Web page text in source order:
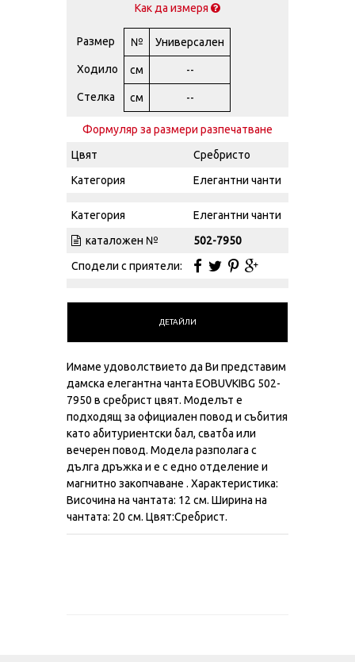
Как да измеря
Размер № Универсален
Ходило см --
Стелка см --
Формуляр за размери разпечатване
Цвят
Сребристо
Категория
Елегантни чанти
Категория
Елегантни чанти
каталожен №
502-7950
Сподели с приятели:
ДЕТАЙЛИ
Имаме удоволствието да Ви представим
дамска елегантна чанта EOBUVKIBG 502-
7950 в сребрист цвят. Моделът е
подходящ за официален повод и събития
като абитуриентски бал, сватба или
вечерен повод. Модела разполага с
дълга дръжка и е с едно отделение и
магнитно закопчаване . Характеристика:
Височина на чантата: 12 см. Ширина на
чантата: 20 см. Цвят:Сребрист.